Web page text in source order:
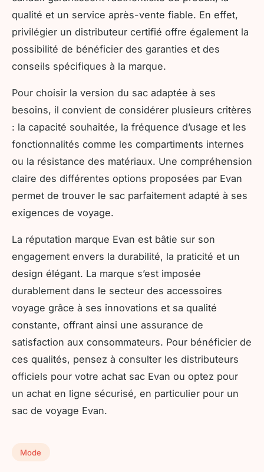
qualité et un service après-vente fiable. En effet,
privilégier un distributeur certifié offre également la
possibilité de bénéficier des garanties et des
conseils spécifiques à la marque.
Pour choisir la version du sac adaptée à ses
besoins, il convient de considérer plusieurs critères
: la capacité souhaitée, la fréquence d’usage et les
fonctionnalités comme les compartiments internes
ou la résistance des matériaux. Une compréhension
claire des différentes options proposées par Evan
permet de trouver le sac parfaitement adapté à ses
exigences de voyage.
La réputation marque Evan est bâtie sur son
engagement envers la durabilité, la praticité et un
design élégant. La marque s’est imposée
durablement dans le secteur des accessoires
voyage grâce à ses innovations et sa qualité
constante, offrant ainsi une assurance de
satisfaction aux consommateurs. Pour bénéficier de
ces qualités, pensez à consulter les distributeurs
officiels pour votre achat sac Evan ou optez pour
un achat en ligne sécurisé, en particulier pour un
sac de voyage Evan.
Mode